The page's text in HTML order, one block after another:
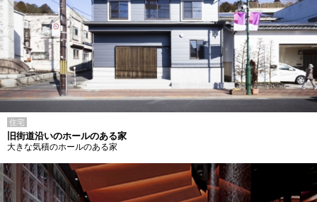
住宅
旧街道沿いのホールのある家
大きな気積のホールのある家